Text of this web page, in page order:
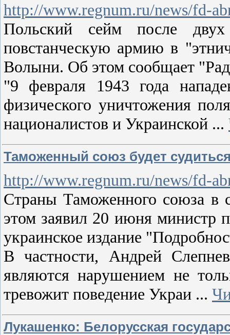
http://www.regnum.ru/news/fd-
Польский сейм после
повстанческую армию в
Волыни. Об этом сообщает
"9 февраля 1943 года
физического уничтожения
националистов и Украинской ...
Таможенный союз будет
http://www.regnum.ru/news/fd-
Страны Таможенного союза в
этом заявил 20 июня министр
украинское издание
В частности, Андрей
являются нарушением не
тревожит поведение Украи ...
Лукашенко: Белорусская